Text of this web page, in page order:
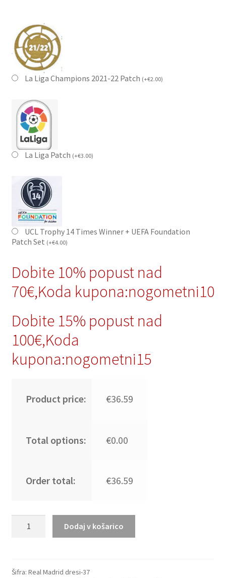
La Liga Champions 2021-22 Patch (+€2.00)
La Liga Patch (+€3.00)
UCL Trophy 14 Times Winner + UEFA Foundation
Patch Set (+€4.00)
Dobite 10% popust nad
70€,Koda kupona:nogometni10
Dobite 15% popust nad
100€,Koda
kupona:nogometni15
Product price: €36.59
Total options: €0.00
Order total: €36.59
za
Dodaj v košarico
Šifra: Real Madrid dresi-37